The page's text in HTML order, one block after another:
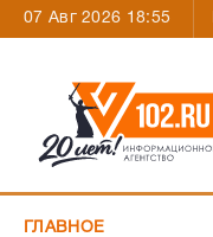
07 Авг 2026 18:55
ГЛАВНОЕ